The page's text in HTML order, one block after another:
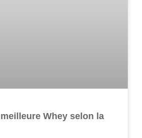
Whey selon la